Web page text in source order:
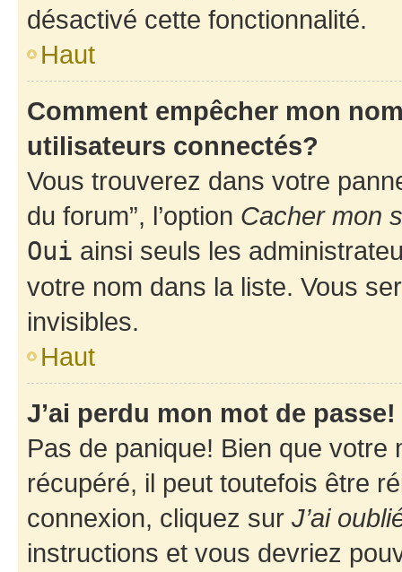
désactivé cette fonctionnalité.
Haut
Comment empêcher mon
utilisateurs connectés?
Vous trouverez dans votre
du forum”, l’option Cacher mon
Oui ainsi seuls les
votre nom dans la liste. Vous
invisibles.
Haut
J’ai perdu mon mot de passe!
Pas de panique! Bien que
récupéré, il peut toutefois être
connexion, cliquez sur J’ai
instructions et vous devriez